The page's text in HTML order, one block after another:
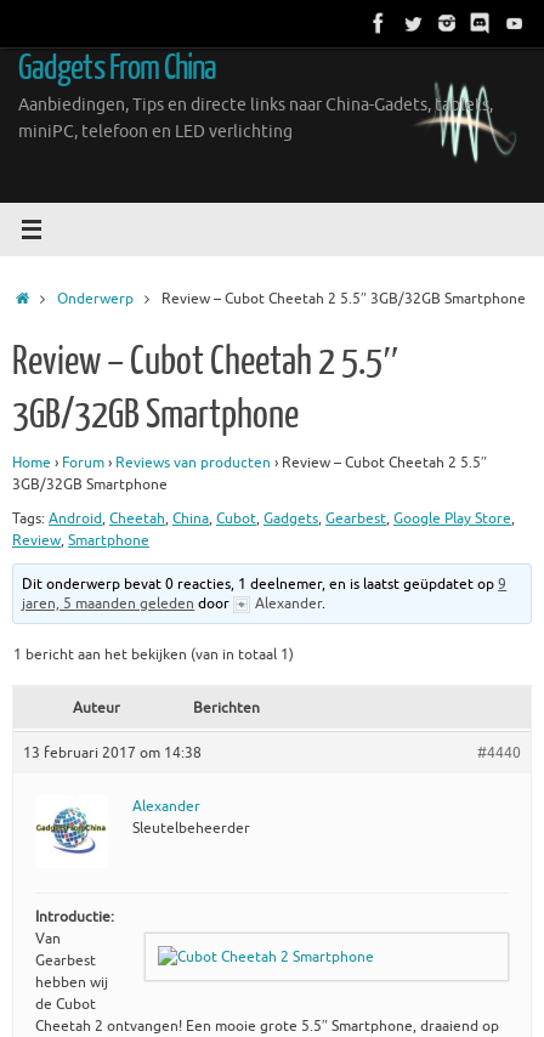
inhoud
Gadgets From China
Aanbiedingen, Tips en directe links naar China-Gadets, tablets,
miniPC, telefoon en LED verlichting
HomeOnderwerp Review – Cubot Cheetah 2 5.5″ 3GB/32GB Smartphone
Review – Cubot Cheetah 2 5.5″
3GB/32GB Smartphone
Home › Forum› Reviews van producten › Review – Cubot Cheetah 2 5.5″
3GB/32GB Smartphone
Tags: Android, Cheetah, China, Cubot, Gadgets, Gearbest, Google Play Store,
Review, Smartphone
Dit onderwerp bevat 0 reacties, 1 deelnemer, en is laatst geüpdatet op9
jaren, 5 maanden geleden door Alexander.
1 bericht aan het bekijken (van in totaal 1)
Auteur Berichten
13 februari 2017 om 14:38 #4440
Alexander
Sleutelbeheerder
Introductie:
Van
Gearbest
hebben wij
de Cubot
Cheetah 2 ontvangen! Een mooie grote 5.5″ Smartphone, draaiend op